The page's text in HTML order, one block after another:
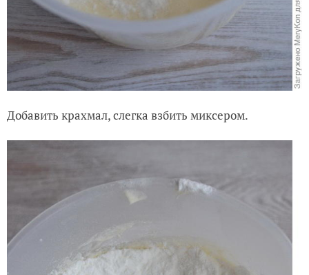
Добавить крахмал, слегка взбить миксером.